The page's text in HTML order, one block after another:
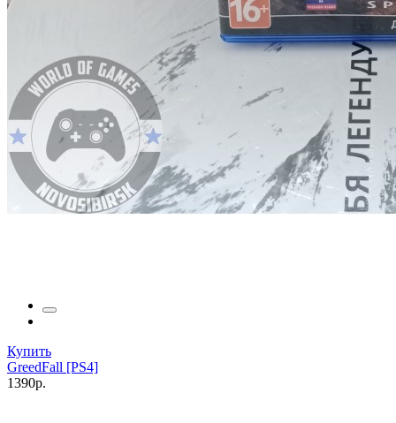
Купить
GreedFall [PS4]
1390р.